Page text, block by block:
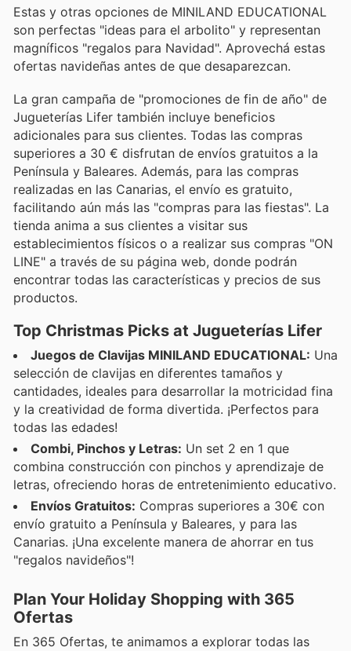
Estas y otras opciones de MINILAND EDUCATIONAL
son perfectas "ideas para el arbolito" y representan
magníficos "regalos para Navidad". Aprovechá estas
ofertas navideñas antes de que desaparezcan.
La gran campaña de "promociones de fin de año" de
Jugueterías Lifer también incluye beneficios
adicionales para sus clientes. Todas las compras
superiores a 30 € disfrutan de envíos gratuitos a la
Península y Baleares. Además, para las compras
realizadas en las Canarias, el envío es gratuito,
facilitando aún más las "compras para las fiestas". La
tienda anima a sus clientes a visitar sus
establecimientos físicos o a realizar sus compras "ON
LINE" a través de su página web, donde podrán
encontrar todas las características y precios de sus
productos.
Top Christmas Picks at Jugueterías Lifer
Juegos de Clavijas MINILAND EDUCATIONAL: Una
selección de clavijas en diferentes tamaños y
cantidades, ideales para desarrollar la motricidad fina
y la creatividad de forma divertida. ¡Perfectos para
todas las edades!
Combi, Pinchos y Letras: Un set 2 en 1 que
combina construcción con pinchos y aprendizaje de
letras, ofreciendo horas de entretenimiento educativo.
Envíos Gratuitos: Compras superiores a 30€ con
envío gratuito a Península y Baleares, y para las
Canarias. ¡Una excelente manera de ahorrar en tus
"regalos navideños"!
Plan Your Holiday Shopping with 365
Ofertas
En 365 Ofertas, te animamos a explorar todas las